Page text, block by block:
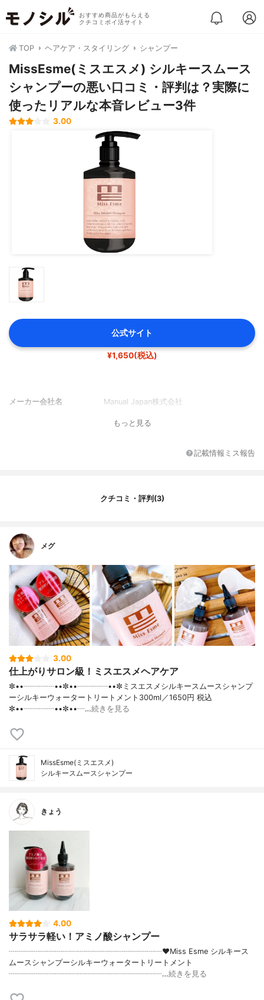
おすすめ商品がもらえる
クチコミポイ活サイト
TOP ヘアケア・スタイリング シャンプー
MissEsme(ミスエスメ) シルキースムース
シャンプーの悪い口コミ・評判は？実際に
使ったリアルな本音レビュー3件
3.00
公式サイト
¥1,650(税込)
メーカー会社名 Manual Japan株式会社
もっと見る
記載情報ミス報告
クチコミ・評判(3)
メグ
3.00
仕上がりサロン級！ミスエスメヘアケア
✼••┈┈┈┈••✼••┈┈┈┈••✼ミスエスメシルキースムースシャンプ
ーシルキーウォータートリートメント300ml／1650円 税込
✼••┈┈┈┈••✼••┈…続きを見る
MissEsme(ミスエスメ)
シルキースムースシャンプー
きょう
4.00
サラサラ軽い！アミノ酸シャンプー
┈┈┈┈┈┈┈┈┈┈┈┈┈┈┈┈┈┈┈┈♥Miss Esme シルキース
ムースシャンプーシルキーウォータートリートメント
┈┈┈┈┈┈┈┈┈┈┈┈┈┈┈┈┈┈┈┈…続きを見る